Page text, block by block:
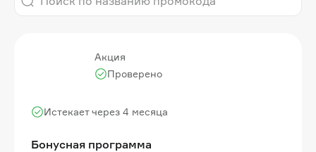
Акция
Бонусная программа
Истекает через 4 месяца
Проверено